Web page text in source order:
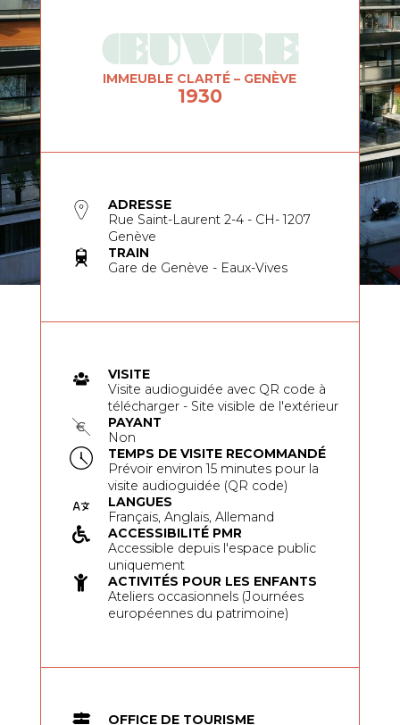
ŒUVRE
IMMEUBLE CLARTÉ – GENÈVE
1930
ADRESSE
Rue Saint-Laurent 2-4 - CH- 1207
Genève
TRAIN
Gare de Genève - Eaux-Vives
VISITE
Visite audioguidée avec QR code à
télécharger - Site visible de l'extérieur
PAYANT
Non
TEMPS DE VISITE RECOMMANDÉ
Prévoir environ 15 minutes pour la
visite audioguidée (QR code)
LANGUES
Français, Anglais, Allemand
ACCESSIBILITÉ PMR
Accessible depuis l'espace public
uniquement
ACTIVITÉS POUR LES ENFANTS
Ateliers occasionnels (Journées
européennes du patrimoine)
OFFICE DE TOURISME